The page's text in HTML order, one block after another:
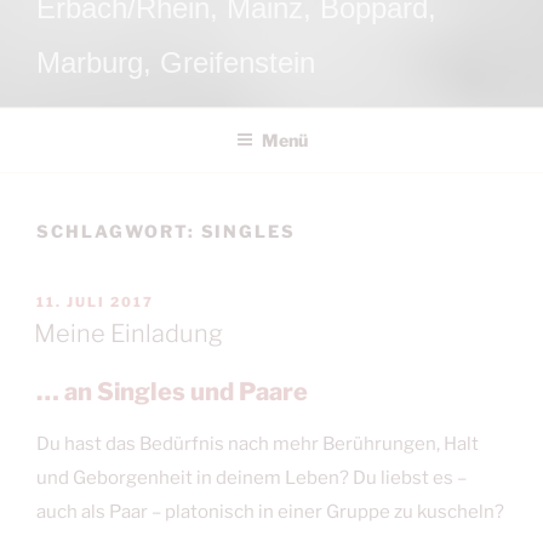
Marburg, Greifenstein
Menü
SCHLAGWORT: SINGLES
VERÖFFENTLICHT
AM
11. JULI 2017
Meine Einladung
… an Singles und Paare
Du hast das Bedürfnis nach mehr Berührungen, Halt
und Geborgenheit in deinem Leben? Du liebst es –
auch als Paar – platonisch in einer Gruppe zu kuscheln?